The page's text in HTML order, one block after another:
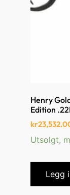
Henry
Edition
kr
Utsolgt,
Legg